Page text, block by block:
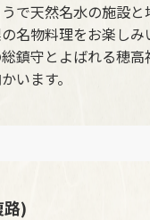
で天然名水の施設と
名物料理をお楽しみ
鎮守とよばれる穂
います。
路)